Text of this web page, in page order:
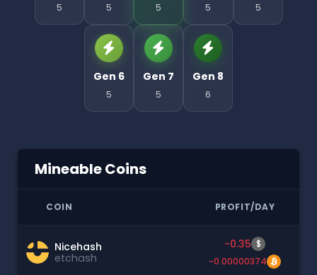
5 5 5 5 5
Gen 6
5
Gen 7
5
Gen 8
6
Mineable Coins
COIN PROFIT/DAY
Nicehash
etchash
-0.35 $
-0.00000374